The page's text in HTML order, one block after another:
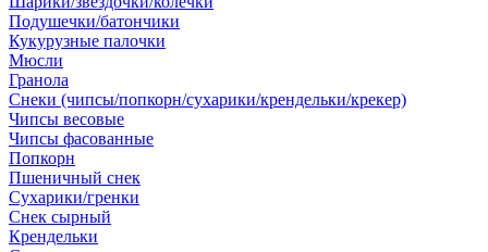
Подушечки/батончики
Кукурузные палочки
Мюсли
Гранола
Снеки (чипсы/попкорн/сухарики/крендельки/крекер)
Чипсы весовые
Чипсы фасованные
Попкорн
Пшеничный снек
Сухарики/гренки
Снек сырный
Крендельки